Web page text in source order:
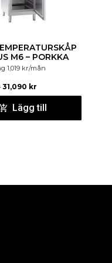
M6 – PORKKA
1,019 kr/mån
31,090 kr
Lägg till